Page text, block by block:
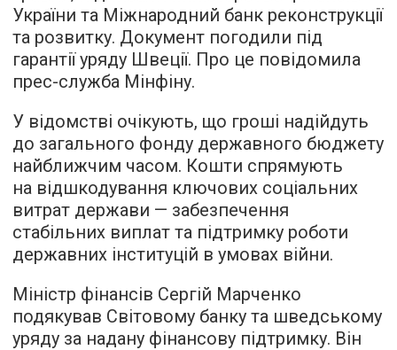
України та Міжнародний банк реконструкції
та розвитку. Документ погодили під
гарантії уряду Швеції. Про це повідомила
прес-служба Мінфіну.
У відомстві очікують, що гроші надійдуть
до загального фонду державного бюджету
найближчим часом. Кошти спрямують
на відшкодування ключових соціальних
витрат держави — забезпечення
стабільних виплат та підтримку роботи
державних інституцій в умовах війни.
Міністр фінансів Сергій Марченко
подякував Світовому банку та шведському
уряду за надану фінансову підтримку. Він